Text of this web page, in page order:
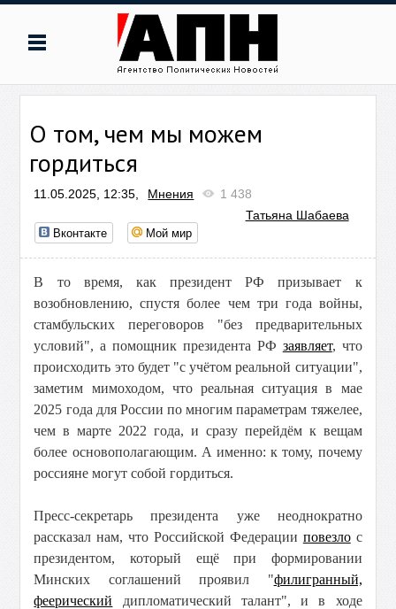
О том, чем мы можем
гордиться
11.05.2025, 12:35, Мнения
1 438
Татьяна Шабаева
Вконтакте Мой мир
В то время, как президент РФ призывает к
возобновлению, спустя более чем три года войны,
стамбульских переговоров "без предварительных
условий", а помощник президента РФ заявляет, что
происходить это будет "с учётом реальной ситуации",
заметим мимоходом, что реальная ситуация в мае
2025 года для России по многим параметрам тяжелее,
чем в марте 2022 года, и сразу перейдём к вещам
более основополагающим. А именно: к тому, почему
россияне могут собой гордиться.
Пресс-секретарь президента уже неоднократно
рассказал нам, что Российской Федерации повезлос
президентом, который ещё при формировании
Минских соглашений проявил "филигранный,
феерический дипломатический талант", и в ходе